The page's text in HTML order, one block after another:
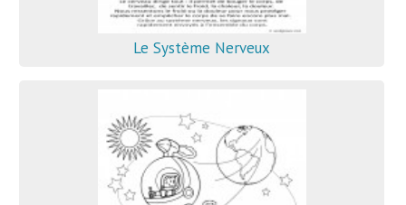
Le Système Nerveux